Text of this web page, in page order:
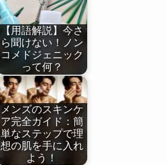
【用語解説】今さ
ら聞けない！ノン
コメドジェニック
って何？
メンズのスキンケ
ア完全ガイド：簡
単なステップで理
想の肌を手に入れ
よう！